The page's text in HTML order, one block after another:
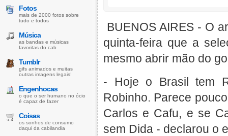
BUENOS AIRES - O
quinta-feira que a
mesmo abrir mão do
- Hoje o Brasil tem
Robinho. Parece
Carlos e Cafu, e se
sem Dida - declarou o
Fotos
mais de 2000 fotos sobre
tudo e todos
Música
as bandas e músicas
favoritas do cab
Tumblr
gifs animados e muitas
outras imagens legais!
Engenhocas
o que o ser humano no ócio
é capaz de fazer
Coisas
os sonhos de consumo
daqui da cabilandia